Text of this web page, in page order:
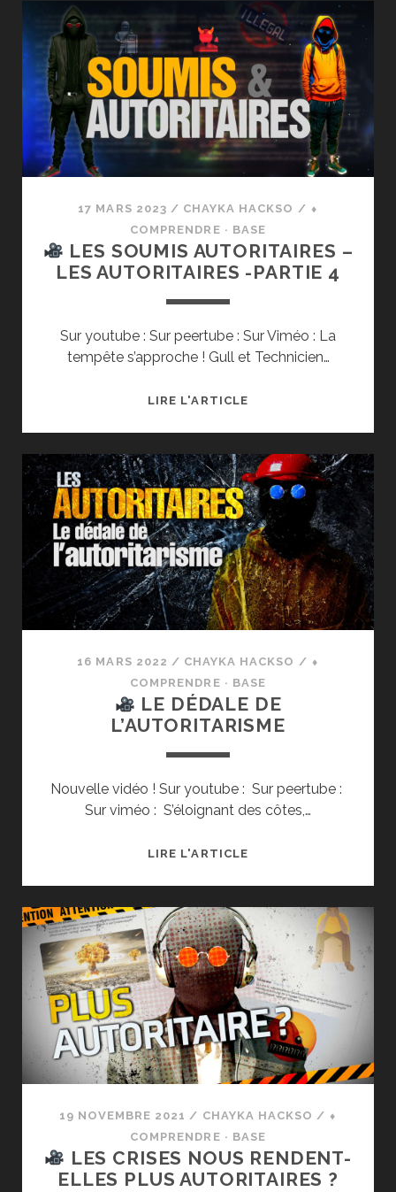
PERSONNALITÉ
SELON
LA
PERSPECTIVE
DISPOSITIONNELLE
17 MARS 2023 / CHAYKA HACKSO / ⬧
COMPRENDRE · BASE
LES SOUMIS AUTORITAIRES –
LES AUTORITAIRES -PARTIE 4
Sur youtube : Sur peertube : Sur Viméo : La
tempête s’approche ! Gull et Technicien…
LIRE L'ARTICLE
AUTORITAIRES
–
LES
AUTORITAIRES
-
PARTIE 4
16 MARS 2022 / CHAYKA HACKSO / ⬧
COMPRENDRE · BASE
LE DÉDALE DE
L’AUTORITARISME
Nouvelle vidéo ! Sur youtube : Sur peertube :
Sur viméo : S’éloignant des côtes,…
LIRE L'ARTICLE
DE
L’AUTORITARISME
19 NOVEMBRE 2021 / CHAYKA HACKSO / ⬧
COMPRENDRE · BASE
LES CRISES NOUS RENDENT-
ELLES PLUS AUTORITAIRES ?